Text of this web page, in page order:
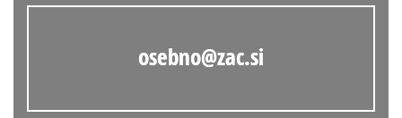
osebno@zac.si